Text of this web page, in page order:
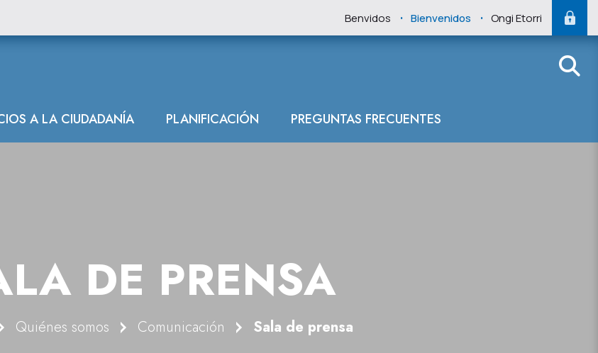
Benvidos . Bienvenidos . Ongi Etorri
A LA CIUDADANÍA PLANIFICACIÓN PREGUNTAS FRECUENTES
DE PRENSA
Quiénes somos Comunicación Sala de prensa